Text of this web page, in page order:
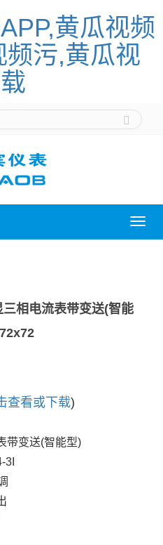
黄瓜视频
污,黄瓜视
导
相电流表带变送(智能
查看或下载)
变送(智能型)